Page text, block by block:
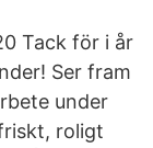
Tack för i år
Ser fram
under
roligt